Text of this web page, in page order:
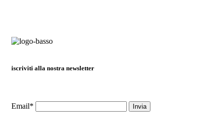
iscriviti alla nostra newsletter
Email*